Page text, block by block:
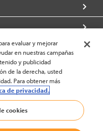
(cambiar)
evaluar y mejorar
en nuestras campañas
y publicidad
de la derecha, usted
Para obtener más
de privacidad.
cookies